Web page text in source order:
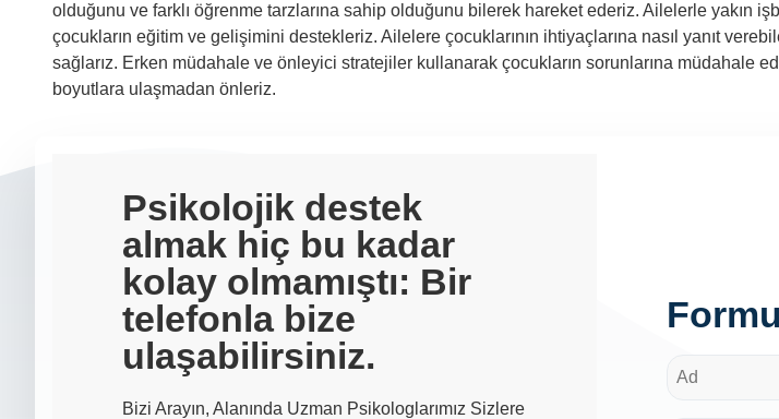
olduğunu ve farklı öğrenme tarzlarına sahip olduğunu bilerek hareket ederiz. Ailelerle yakın
çocukların eğitim ve gelişimini destekleriz. Ailelere çocuklarının ihtiyaçlarına nasıl yanıt
sağlarız. Erken müdahale ve önleyici stratejiler kullanarak çocukların sorunlarına müdahale
boyutlara ulaşmadan önleriz.
Psikolojik destek
almak hiç bu kadar
kolay olmamıştı: Bir
telefonla bize
ulaşabilirsiniz.
Bizi Arayın, Alanında Uzman Psikologlarımız Sizlere